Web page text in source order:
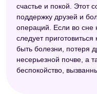
счастье и покой. Этот
поддержку друзей и
операций. Если во
следует
быть болезни, потеря
несерьезной почве, а
беспокойство,